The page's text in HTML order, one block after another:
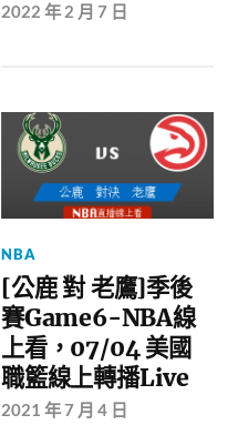
2022 年 2 月 7 日
NBA
[公鹿 對 老鷹]季後
賽Game6-NBA線
上看，07/04 美國
職籃線上轉播Live
2021 年 7 月 4 日